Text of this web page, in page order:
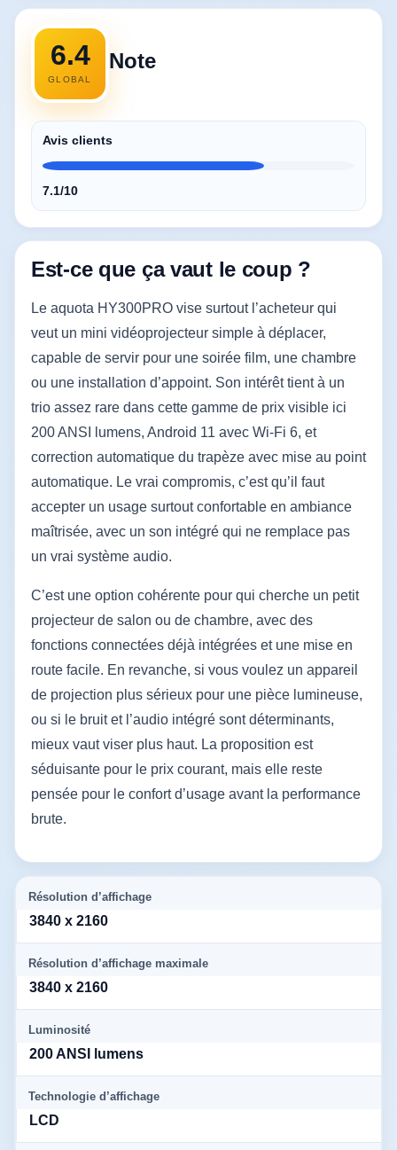
6.4
GLOBAL
Note
Avis clients
7.1/10
Est-ce que ça vaut le coup ?
Le aquota HY300PRO vise surtout l’acheteur qui
veut un mini vidéoprojecteur simple à déplacer,
capable de servir pour une soirée film, une chambre
ou une installation d’appoint. Son intérêt tient à un
trio assez rare dans cette gamme de prix visible ici
200 ANSI lumens, Android 11 avec Wi-Fi 6, et
correction automatique du trapèze avec mise au point
automatique. Le vrai compromis, c’est qu’il faut
accepter un usage surtout confortable en ambiance
maîtrisée, avec un son intégré qui ne remplace pas
un vrai système audio.
C’est une option cohérente pour qui cherche un petit
projecteur de salon ou de chambre, avec des
fonctions connectées déjà intégrées et une mise en
route facile. En revanche, si vous voulez un appareil
de projection plus sérieux pour une pièce lumineuse,
ou si le bruit et l’audio intégré sont déterminants,
mieux vaut viser plus haut. La proposition est
séduisante pour le prix courant, mais elle reste
pensée pour le confort d’usage avant la performance
brute.
Résolution d’affichage
3840 x 2160
Résolution d’affichage maximale
3840 x 2160
Luminosité
200 ANSI lumens
Technologie d’affichage
LCD